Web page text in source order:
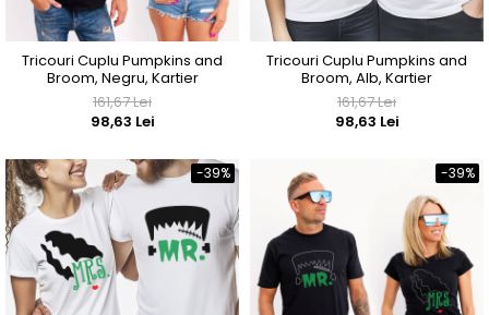
Tricouri Cuplu Pumpkins and
Broom, Negru, Kartier
161,67 Lei
98,63 Lei
Tricouri Cuplu Pumpkins and
Broom, Alb, Kartier
161,67 Lei
98,63 Lei
-39% -39%